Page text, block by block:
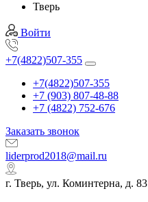
Тверь
Войти
+7(4822)507-355
+7(4822)507-355
+7 (903) 807-48-88
+7 (4822) 752-676
Заказать звонок
liderprod2018@mail.ru
г. Тверь, ул. Коминтерна, д. 83